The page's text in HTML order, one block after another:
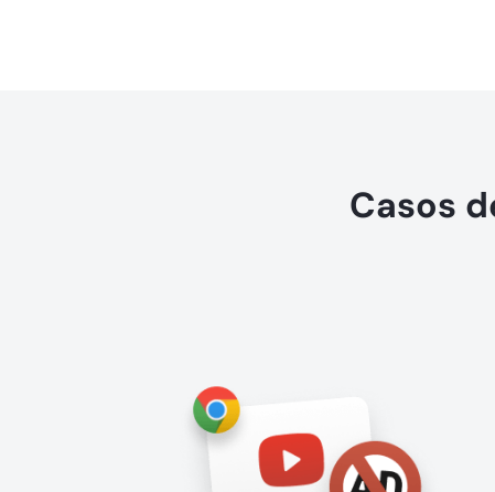
Casos